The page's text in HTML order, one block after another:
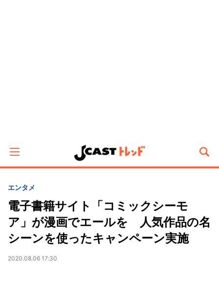
エンタメ
電子書籍サイト「コミックシーモ
ア」が漫画でエールを 人気作品の名
シーンを使ったキャンペーン実施
2020.08.06 17:30